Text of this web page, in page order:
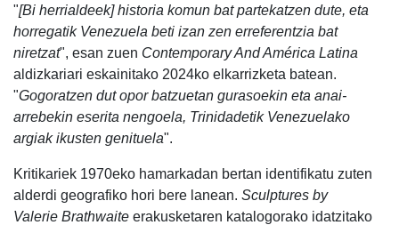
"[Bi herrialdeek] historia komun bat partekatzen dute, eta
horregatik Venezuela beti izan zen erreferentzia bat
niretzat", esan zuen Contemporary And América Latina
aldizkariari eskainitako 2024ko elkarrizketa batean.
"Gogoratzen dut opor batzuetan gurasoekin eta anai-
arrebekin eserita nengoela, Trinidadetik Venezuelako
argiak ikusten genituela".
Kritikariek 1970eko hamarkadan bertan identifikatu zuten
alderdi geografiko hori bere lanean. Sculptures by
Valerie Brathwaite erakusketaren katalogorako idatzitako